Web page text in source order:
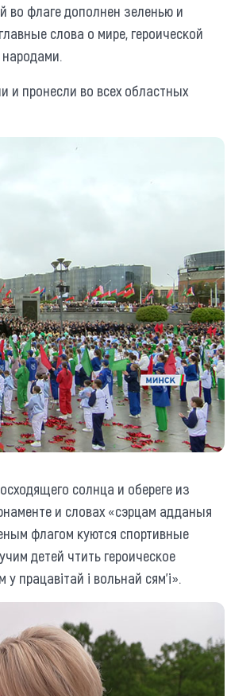
во флаге дополнен зеленью и
слова о мире, героической
и пронесли во всех областных
солнца и обереге из
и словах «сэрцам адданыя
флагом куются спортивные
детей чтить героическое
працавітай і вольнай сям’і».